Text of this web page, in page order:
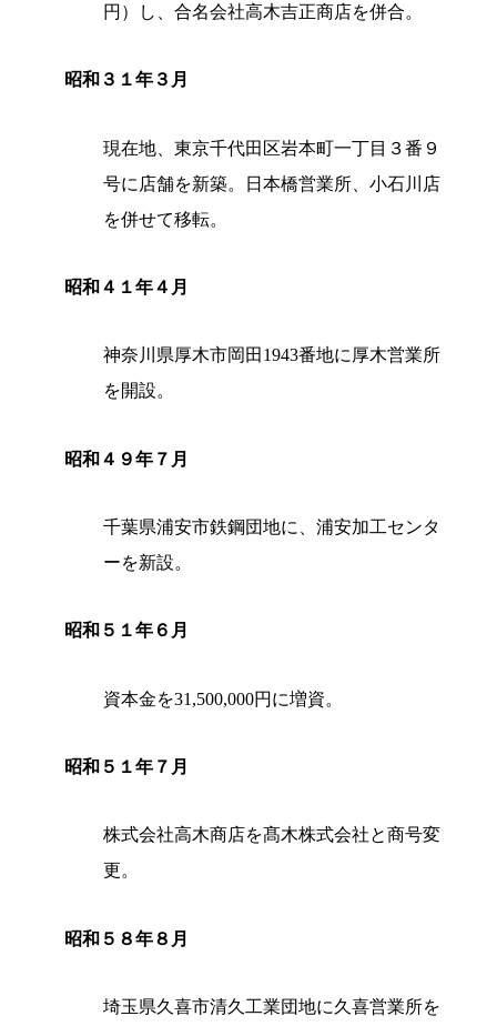
円）し、合名会社高木吉正商店を併合。
昭和３１年３月
現在地、東京千代田区岩本町一丁目３番９
号に店舗を新築。日本橋営業所、小石川店
を併せて移転。
昭和４１年４月
神奈川県厚木市岡田1943番地に厚木営業所
を開設。
昭和４９年７月
千葉県浦安市鉄鋼団地に、浦安加工センタ
ーを新設。
昭和５１年６月
資本金を31,500,000円に増資。
昭和５１年７月
株式会社高木商店を髙木株式会社と商号変
更。
昭和５８年８月
埼玉県久喜市清久工業団地に久喜営業所を